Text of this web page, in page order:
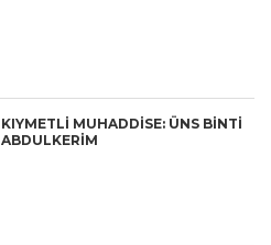
KIYMETLİ MUHADDİSE: ÜNS BİNTİ
ABDULKERİM